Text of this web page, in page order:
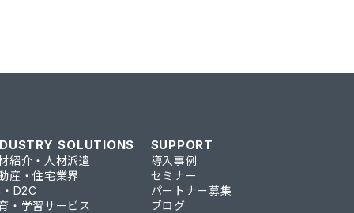
SOLUTIONS
紹介・人材派遣
産・住宅業界
・D2C
・学習サービス
SUPPORT
導入事例
セミナー
パートナー募集
ブログ